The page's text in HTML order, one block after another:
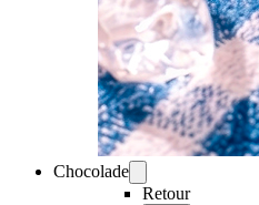
Chocolade
Retour